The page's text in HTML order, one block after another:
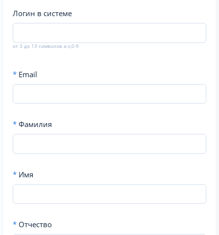
Логин в системе
от 3 до 13 символов a-z,0-9
* Email
* Фамилия
* Имя
* Отчество